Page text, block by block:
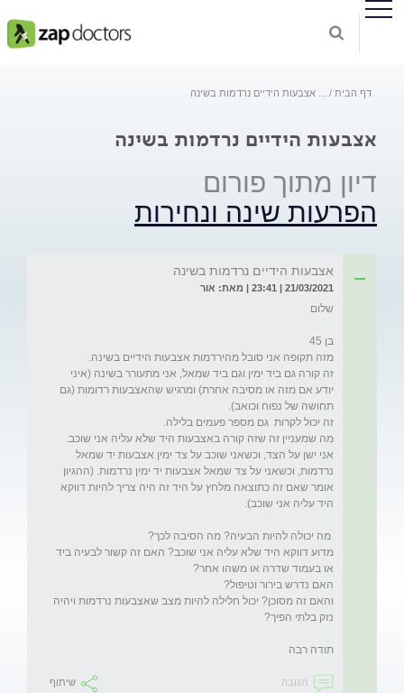
דף הבית אצבעות הידיים נרדמות בשינה
אצבעות הידיים נרדמות בשינה
דיון מתוך פורום
הפרעות שינה ונחירות
אצבעות הידיים נרדמות בשינה
21/03/2021 | 23:41 | מאת: אור
זה קורה גם ביד ימין וגם ביד שמאל, אני מתעורר בשינה (איני
יודע אם מזה או מסיבה אחרת) ומרגיש שהאצבעות רדומות (גם
אני ישן על הצד, וכשאני שוכב על צד ימין אצבעות יד שמאל
נרדמות, וכשאני על צד שמאל אצבעות יד ימין נרדמות. (ההגיון
אומר שאם זה כתוצאה מלחץ על היד זה היה צריך להיות דווקא
מדוע דווקא היד שלא עליה אני שוכב? האם זה קשור לבעיה ביד
והאם זה מסוכן? יכול חלילה להיות מצב שאצבעות נרדמות ויהיה
תודה רבה
תגובה שיתוף